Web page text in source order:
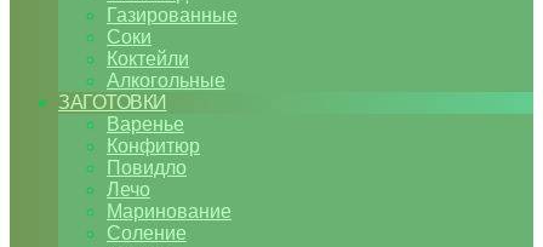
Газированные
Соки
Коктейли
Алкогольные
ЗАГОТОВКИ
Варенье
Конфитюр
Повидло
Лечо
Маринование
Соление